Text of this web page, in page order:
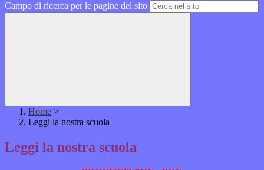
Campo di ricerca per le pagine del sito
Home >
Leggi la nostra scuola
Leggi la nostra scuola